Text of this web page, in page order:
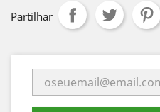
Partilhar